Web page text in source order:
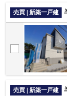
売買 | 新築一戸建
売買 | 新築一戸建